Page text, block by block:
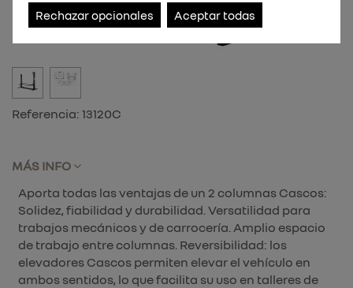
Referencia: 13120C
MÁS INFO
Aporta todas las ventajas de un 2 columnas Cascos:
Solidez, fiabilidad y durabilidad. Versatilidad para
trabajos mecánicos y de carrocería. Amplio espacio
de trabajo entre columnas. Reversibilidad: los
elevadores Cascos permiten elevar el vehículo en
ambos sentidos, lo que facilita su uso en talleres de
Rechazar opcionales Aceptar todas